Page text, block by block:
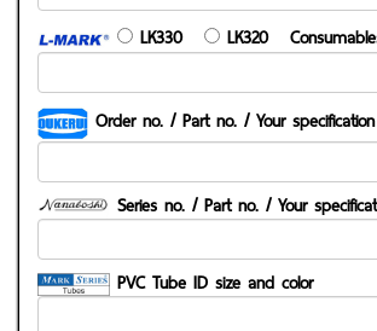
LK330 LK320
Order no. / Part no. / Your specification
Series no. / Part no. / Your
PVC Tube ID size and color